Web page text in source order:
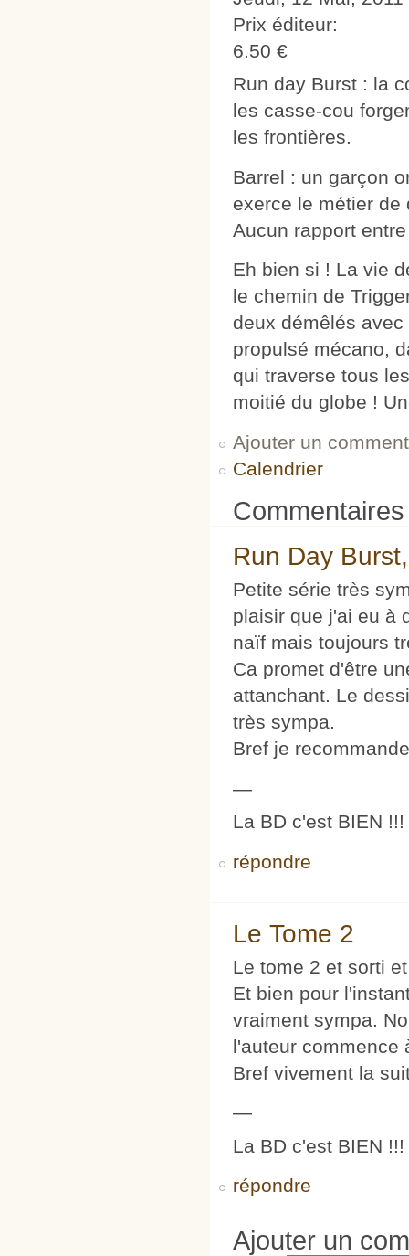
Prix éditeur:
6.50 €
Run day Burst : la
les casse-cou
les frontières.
Barrel : un garçon
exerce le métier de
Aucun rapport
Eh bien si ! La vie
le chemin de
deux démêlés
propulsé mécano,
qui traverse tous
moitié du globe !
Ajouter un
Calendrier
Commentaires
Run Day
Petite série très
plaisir que j'ai eu à
naïf mais toujours
Ca promet d'être
attanchant. Le
très sympa.
Bref je
—
La BD c'est BIEN
répondre
Le Tome 2
Le tome 2 et sorti
Et bien pour
vraiment sympa.
l'auteur commence
Bref vivement la
—
La BD c'est BIEN
répondre
Ajouter un